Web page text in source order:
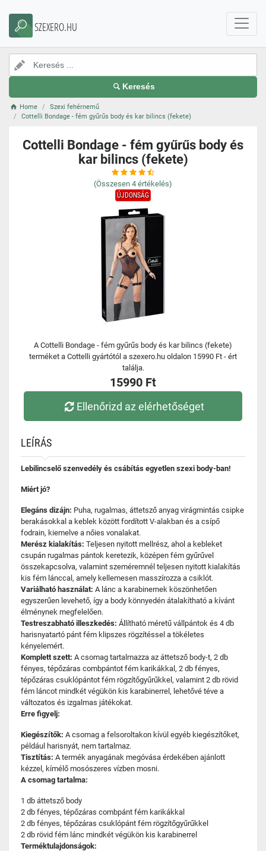
SZEXERO.HU
Keresés
Home
Szexi fehérnemű
Cottelli Bondage - fém gyűrűs body és kar bilincs (fekete)
Cottelli Bondage - fém gyűrűs body és
kar bilincs (fekete)
(Összesen 4 értékelés)
ÚJDONSÁG
A Cottelli Bondage - fém gyűrűs body és kar bilincs (fekete)
terméket a Cottelli gyártótól a szexero.hu oldalon 15990 Ft - ért
találja.
15990 Ft
Ellenőrizd az elérhetőséget
LEÍRÁS
Lebilincselő szenvedély és csábítás egyetlen szexi body-ban!
Miért jó?
Elegáns dizájn: Puha, rugalmas, áttetsző anyag virágmintás csipke
berakásokkal a keblek között fordított V-alakban és a csípő
fodrain, kiemelve a nőies vonalakat.
Merész kialakítás: Teljesen nyitott mellrész, ahol a kebleket
csupán rugalmas pántok keretezik, középen fém gyűrűvel
összekapcsolva, valamint szeméremnél teljesen nyitott kialakítás
kis fém lánccal, amely kellemesen masszírozza a csiklót.
Variálható használat: A lánc a karabinernek köszönhetően
egyszerűen levehető, így a body könnyedén átalakítható a kívánt
élménynek megfelelően.
Testreszabható illeszkedés: Állítható méretű vállpántok és 4 db
harisnyatartó pánt fém klipszes rögzítéssel a tökéletes
kényelemért.
Komplett szett: A csomag tartalmazza az áttetsző body-t, 2 db
fényes, tépőzáras combpántot fém karikákkal, 2 db fényes,
tépőzáras csuklópántot fém rögzítőgyűrűkkel, valamint 2 db rövid
fém láncot mindkét végükön kis karabinerrel, lehetővé téve a
változatos és izgalmas játékokat.
Erre figyelj:
Kiegészítők: A csomag a felsoroltakon kívül egyéb kiegészítőket,
például harisnyát, nem tartalmaz.
Tisztítás: A termék anyagának megóvása érdekében ajánlott
kézzel, kímélő mosószeres vízben mosni.
A csomag tartalma:
1 db áttetsző body
2 db fényes, tépőzáras combpánt fém karikákkal
2 db fényes, tépőzáras csuklópánt fém rögzítőgyűrűkkel
2 db rövid fém lánc mindkét végükön kis karabinerrel
Terméktulajdonságok: